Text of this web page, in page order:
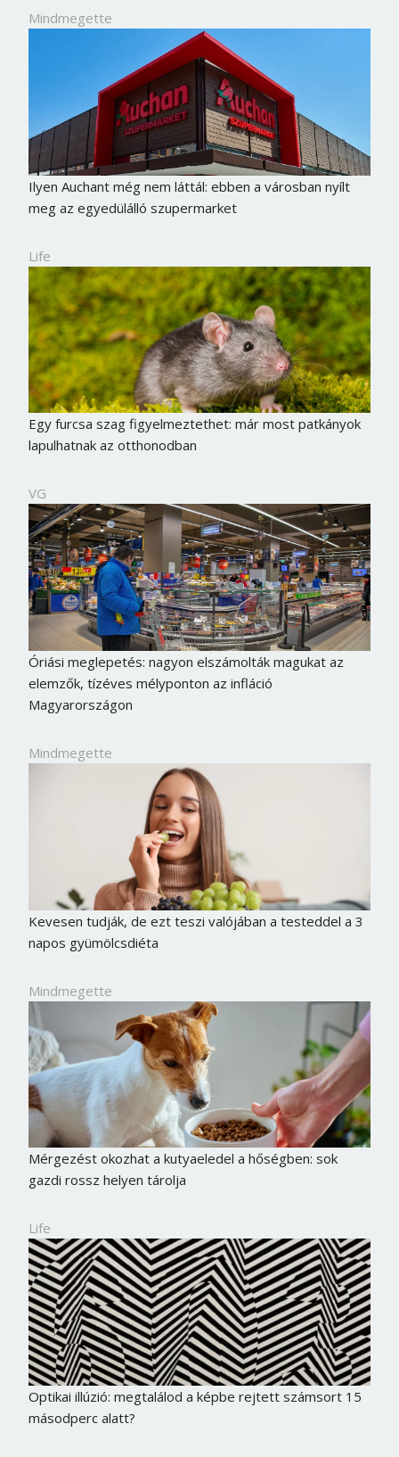
Mindmegette
Ilyen Auchant még nem láttál: ebben a városban nyílt
meg az egyedülálló szupermarket
Life
Egy furcsa szag figyelmeztethet: már most patkányok
lapulhatnak az otthonodban
VG
Óriási meglepetés: nagyon elszámolták magukat az
elemzők, tízéves mélyponton az infláció
Magyarországon
Mindmegette
Kevesen tudják, de ezt teszi valójában a testeddel a 3
napos gyümölcsdiéta
Mindmegette
Mérgezést okozhat a kutyaeledel a hőségben: sok
gazdi rossz helyen tárolja
Life
Optikai illúzió: megtalálod a képbe rejtett számsort 15
másodperc alatt?